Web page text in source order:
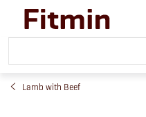
treści
Lamb with Beef